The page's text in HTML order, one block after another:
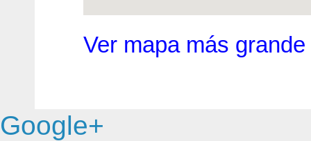
Ver mapa más grande
Google+